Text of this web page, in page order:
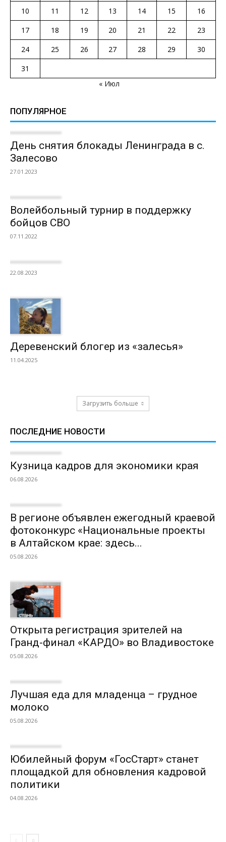
10
11 12 13 14 15
16
17
18 19 20 21 22
23
24
25 26 27 28 29
30
31
« Июл
ПОПУЛЯРНОЕ
День снятия блокады Ленинграда в с.
Залесово
27.01.2023
Волейбольный турнир в поддержку
бойцов СВО
07.11.2022
22.08.2023
Деревенский блогер из «залесья»
11.04.2025
Загрузить больше
ПОСЛЕДНИЕ НОВОСТИ
Кузница кадров для экономики края
06.08.2026
В регионе объявлен ежегодный краевой
фотоконкурс «Национальные проекты
в Алтайском крае: здесь...
05.08.2026
Открыта регистрация зрителей на
Гранд-финал «КАРДО» во Владивостоке
05.08.2026
Лучшая еда для младенца – грудное
молоко
05.08.2026
Юбилейный форум «ГосСтарт» станет
площадкой для обновления кадровой
политики
04.08.2026